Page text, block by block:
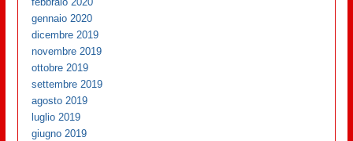
gennaio 2020
dicembre 2019
novembre 2019
ottobre 2019
settembre 2019
agosto 2019
luglio 2019
giugno 2019